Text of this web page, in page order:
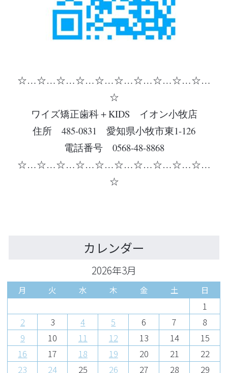
☆…☆…☆…☆…☆…☆…☆…☆…☆…☆…
☆
ワイズ矯正歯科＋KIDS イオン小牧店
住所 485-0831 愛知県小牧市東1-126
電話番号 0568-48-8868
☆…☆…☆…☆…☆…☆…☆…☆…☆…☆…
☆
カレンダー
2026年3月
月 火 水 木 金 土 日
1
2
3 4 5 6 7
8
9
10 11 12 13 14
15
16
17 18 19 20 21
22
23
24 25 26 27 28
29